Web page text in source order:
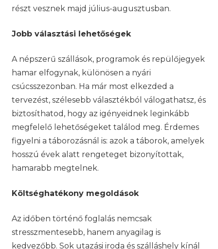
részt vesznek majd július-augusztusban.
Jobb választási lehetőségek
A népszerű szállások, programok és repülőjegyek
hamar elfogynak, különösen a nyári
csúcsszezonban. Ha már most elkezded a
tervezést, szélesebb választékból válogathatsz, és
biztosíthatod, hogy az igényeidnek leginkább
megfelelő lehetőségeket találod meg. Érdemes
figyelni a táborozásnál is: azok a táborok, amelyek
hosszú évek alatt rengeteget bizonyítottak,
hamarabb megtelnek.
Költséghatékony megoldások
Az időben történő foglalás nemcsak
stresszmentesebb, hanem anyagilag is
kedvezőbb. Sok utazási iroda és szálláshely kínál